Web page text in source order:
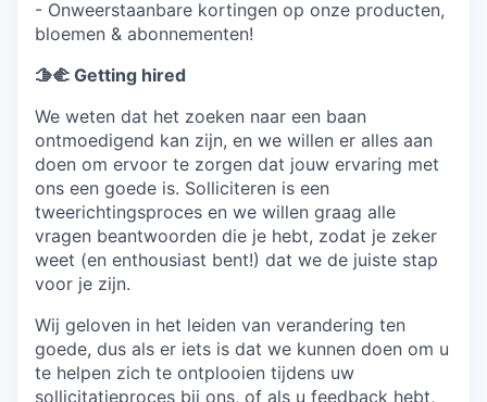
- Onweerstaanbare kortingen op onze producten,
bloemen & abonnementen!
🫱‍🫲 Getting hired
We weten dat het zoeken naar een baan
ontmoedigend kan zijn, en we willen er alles aan
doen om ervoor te zorgen dat jouw ervaring met
ons een goede is. Solliciteren is een
tweerichtingsproces en we willen graag alle
vragen beantwoorden die je hebt, zodat je zeker
weet (en enthousiast bent!) dat we de juiste stap
voor je zijn.
Wij geloven in het leiden van verandering ten
goede, dus als er iets is dat we kunnen doen om u
te helpen zich te ontplooien tijdens uw
sollicitatieproces bij ons, of als u feedback hebt,